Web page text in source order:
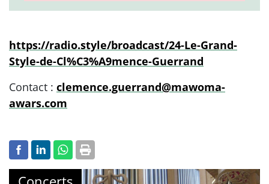
https://radio.style/broadcast/24-Le-Grand-
Style-de-Cl%C3%A9mence-Guerrand
Contact : clemence.guerrand@mawoma-
awars.com